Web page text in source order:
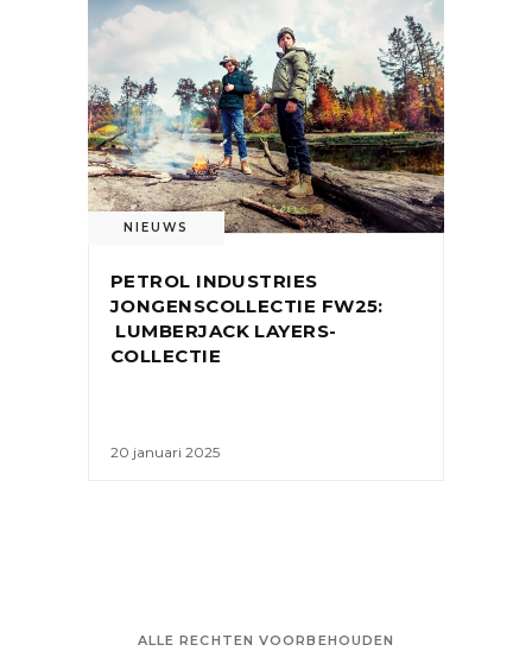
NIEUWS
PETROL INDUSTRIES
JONGENSCOLLECTIE FW25:
LUMBERJACK LAYERS-
COLLECTIE
20 januari 2025
ALLE RECHTEN VOORBEHOUDEN